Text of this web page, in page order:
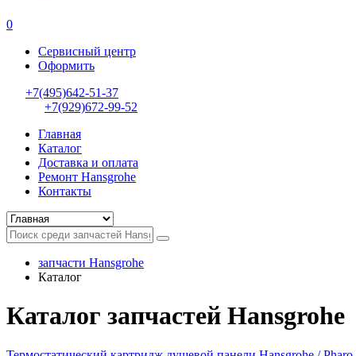
0
Сервисный центр
Оформить
+7(495)642-51-37
+7(929)672-99-52
Главная
Каталог
Доставка и оплата
Ремонт Hansgrohe
Контакты
запчасти Hansgrohe
Каталог
Каталог запчастей Hansgrohe